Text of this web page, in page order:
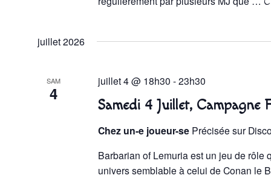
juillet 2026
SAM
4
Samedi 4 Juillet, Campagne
juillet 4 @ 18h30 -23h30
Chez un-e joueur-se Précisée sur
Barbarian of Lemuria est un jeu de rôle
univers semblable à celui de Conan le